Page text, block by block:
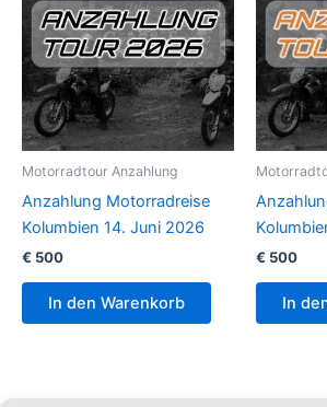
Motorradtour Anzahlung
Anzahlung Motorradreise
Kolumbien 14. Juni 2026
€ 500
In den Warenkorb
€ 500
In